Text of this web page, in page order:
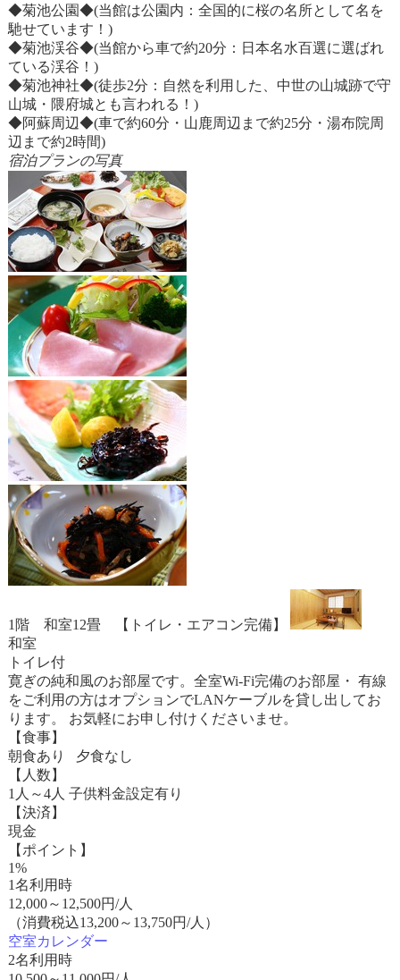
◆菊池公園◆(当館は公園内：全国的に桜の名所として名を
馳せています！)
◆菊池渓谷◆(当館から車で約20分：日本名水百選に選ばれ
ている渓谷！)
◆菊池神社◆(徒歩2分：自然を利用した、中世の山城跡で守
山城・隈府城とも言われる！)
◆阿蘇周辺◆(車で約60分・山鹿周辺まで約25分・湯布院周
辺まで約2時間)
宿泊プランの写真
1階 和室12畳 【トイレ・エアコン完備】
和室
トイレ付
寛ぎの純和風のお部屋です。全室Wi-Fi完備のお部屋・ 有線
をご利用の方はオプションでLANケーブルを貸し出してお
ります。 お気軽にお申し付けくださいませ。
【食事】
朝食あり 夕食なし
【人数】
1人～4人 子供料金設定有り
【決済】
現金
【ポイント】
1%
1名利用時
12,000～ 12,500円/人
（消費税込13,200～13,750円/人）
空室カレンダー
2名利用時